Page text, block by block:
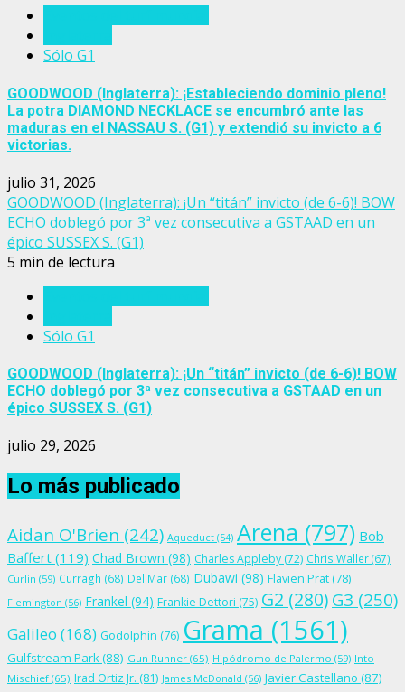
Sólo G1
GOODWOOD (Inglaterra): ¡Estableciendo dominio pleno!
La potra DIAMOND NECKLACE se encumbró ante las
maduras en el NASSAU S. (G1) y extendió su invicto a 6
victorias.
julio 31, 2026
GOODWOOD (Inglaterra): ¡Un “titán” invicto (de 6-6)! BOW
ECHO doblegó por 3ª vez consecutiva a GSTAAD en un
épico SUSSEX S. (G1)
5 min de lectura
Sólo G1
GOODWOOD (Inglaterra): ¡Un “titán” invicto (de 6-6)! BOW
ECHO doblegó por 3ª vez consecutiva a GSTAAD en un
épico SUSSEX S. (G1)
julio 29, 2026
Lo más publicado
Aidan O'Brien (242) Aqueduct (54) Arena (797) Bob
Baffert (119) Chad Brown (98) Charles Appleby (72) Chris Waller(67)
Curlin (59) Curragh (68) Del Mar (68) Dubawi (98) Flavien Prat (78)
Flemington (56) Frankel (94) Frankie Dettori (75) G2 (280)G3 (250)
Galileo (168) Godolphin (76) Grama (1561)
Gulfstream Park(88) Gun Runner (65) Hipódromo de Palermo (59) Into
Mischief (65) Irad Ortiz Jr. (81) James McDonald (56) Javier Castellano (87)